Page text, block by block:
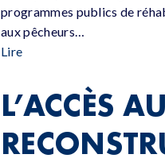
programmes publics de
aux pêcheurs…
Lire
L’ACCÈS